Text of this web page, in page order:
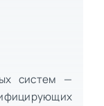
систем —